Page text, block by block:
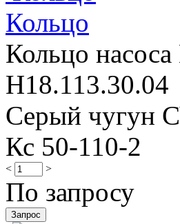
Кольцo
Кольцo
Н18.113.30.04
Серый чугун
Кс 50-110-2
< >
По запросу